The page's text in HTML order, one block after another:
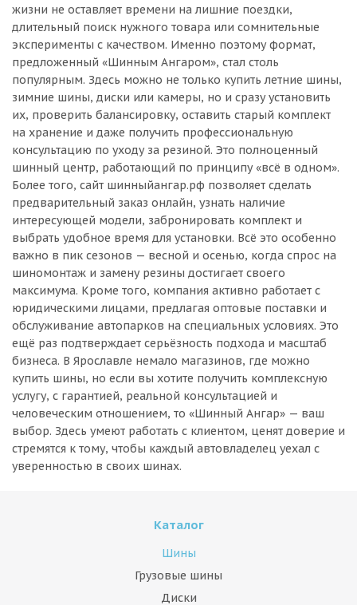
жизни не оставляет времени на лишние поездки,
длительный поиск нужного товара или сомнительные
эксперименты с качеством. Именно поэтому формат,
предложенный «Шинным Ангаром», стал столь
популярным. Здесь можно не только купить летние шины,
зимние шины, диски или камеры, но и сразу установить
их, проверить балансировку, оставить старый комплект
на хранение и даже получить профессиональную
консультацию по уходу за резиной. Это полноценный
шинный центр, работающий по принципу «всё в одном».
Более того, сайт шинныйангар.рф позволяет сделать
предварительный заказ онлайн, узнать наличие
интересующей модели, забронировать комплект и
выбрать удобное время для установки. Всё это особенно
важно в пик сезонов — весной и осенью, когда спрос на
шиномонтаж и замену резины достигает своего
максимума. Кроме того, компания активно работает с
юридическими лицами, предлагая оптовые поставки и
обслуживание автопарков на специальных условиях. Это
ещё раз подтверждает серьёзность подхода и масштаб
бизнеса. В Ярославле немало магазинов, где можно
купить шины, но если вы хотите получить комплексную
услугу, с гарантией, реальной консультацией и
человеческим отношением, то «Шинный Ангар» — ваш
выбор. Здесь умеют работать с клиентом, ценят доверие и
стремятся к тому, чтобы каждый автовладелец уехал с
уверенностью в своих шинах.
Каталог
Шины
Грузовые шины
Диски